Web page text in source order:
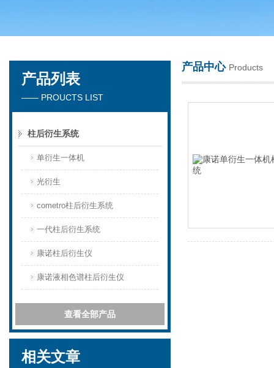
天津琛航科苑科技发展有限公司
产品列表
—— PROUCTS LIST
柱后衍生系统
单衍生一体机
光衍生
cometro柱后衍生系统
一代柱后衍生系统
康诺柱后衍生仪
康诺液相色谱柱后衍生仪
查看全部产品
相关文章
产品中心 Products